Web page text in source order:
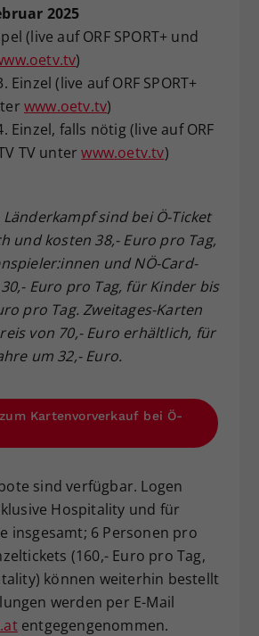
2025
(live auf ORF SPORT+ und
)
Einzel (live auf ORF SPORT+
www.oetv.tv)
Einzel, falls nötig (live auf ORF
TV unterwww.oetv.tv)
sind bei Ö-Ticket
und kosten 38,- Euro pro Tag,
und NÖ-Card-
Euro pro Tag, für Kinder bis
pro Tag. Zweitages-Karten
von 70,- Euro erhältlich, für
um 32,- Euro.
Kartenvorverkauf bei Ö-
sind verfügbar. Logen
Hospitality und für
insgesamt; 6 Personen pro
(160,- Euro pro Tag,
können weiterhin bestellt
werden per E-Mail
entgegengenommen.